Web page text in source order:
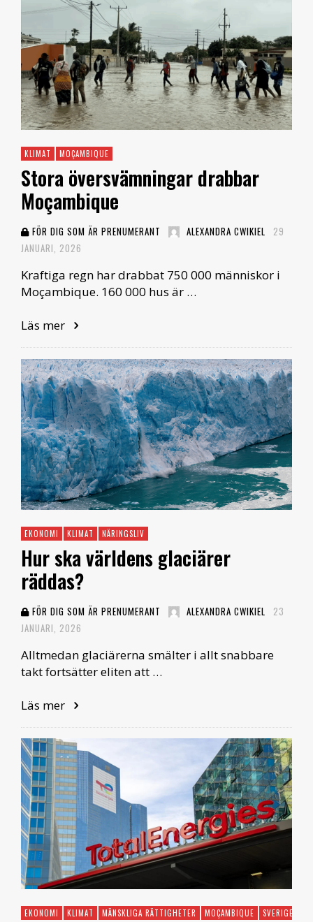
KLIMAT MOÇAMBIQUE
Stora översvämningar drabbar
Moçambique
FÖR DIG SOM ÄR PRENUMERANT ALEXANDRA CWIKIEL
29
JANUARI, 2026
Kraftiga regn har drabbat 750 000 människor i
Moçambique. 160 000 hus är …
Läs mer
EKONOMI KLIMAT NÄRINGSLIV
Hur ska världens glaciärer
räddas?
FÖR DIG SOM ÄR PRENUMERANT ALEXANDRA CWIKIEL
23
JANUARI, 2026
Alltmedan glaciärerna smälter i allt snabbare
takt fortsätter eliten att …
Läs mer
EKONOMI KLIMAT MÄNSKLIGA RÄTTIGHETER MOÇAMBIQUE SVERIGE